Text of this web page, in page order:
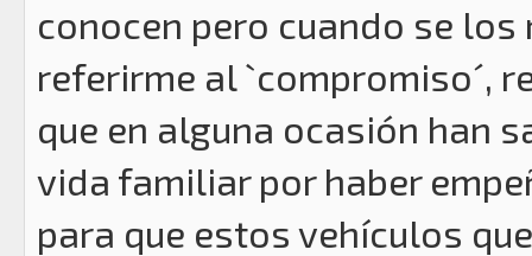
conocen pero cuando se
referirme al `compromiso´,
que en alguna ocasión han
vida familiar por haber
para que estos vehículos